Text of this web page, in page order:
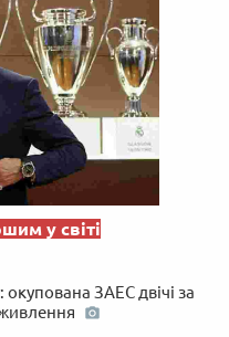
у світі
окупована ЗАЕС двічі за